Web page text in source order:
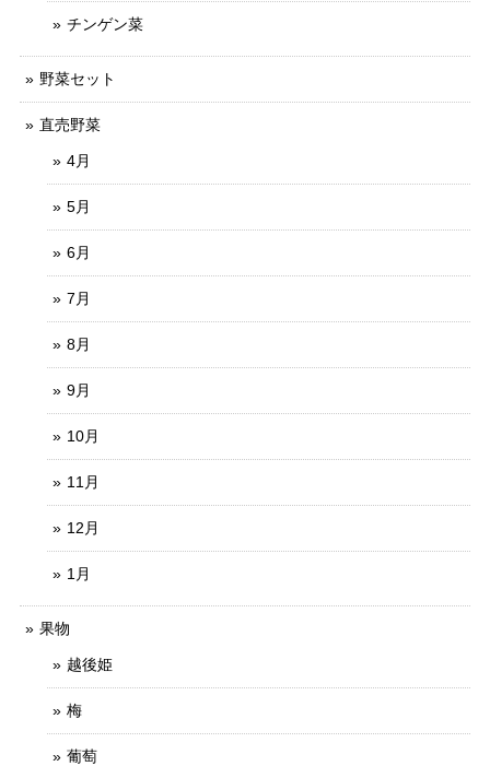
チンゲン菜
野菜セット
直売野菜
4月
5月
6月
7月
8月
9月
10月
11月
12月
1月
果物
越後姫
梅
葡萄